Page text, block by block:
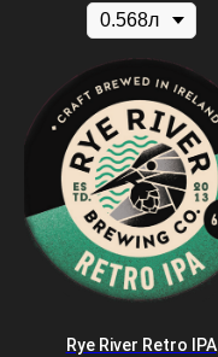
Rye River Retro IPA